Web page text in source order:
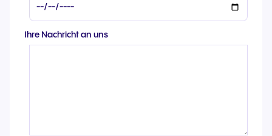
Ihre Nachricht an uns